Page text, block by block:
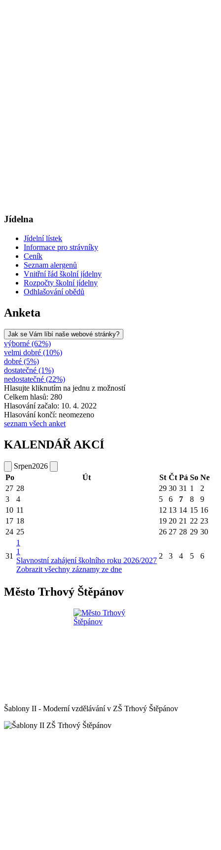
Jídelna
Jídelní lístek
Informace pro strávníky
Ceník
Seznam alergenů
Vnitřní řád školní jídelny
Rozpočty školní jídelny
Odhlašování obědů
Anketa
Jak se Vám líbí naše webové stránky?
výborné (62%)
velmi dobré (10%)
dobré (5%)
dostatečné (1%)
nedostatečné (22%)
Hlasujte kliknutím na jednu z možností
Celkem hlasů: 280
Hlasování začalo: 10. 4. 2022
Hlasování končí: neomezeno
seznam všech anket
KALENDÁŘ AKCÍ
Srpen2026
Po
Út St Čt Pá So Ne
27 28 29 30 31 1
2
3
4 5 6 7 8
9
10 11 12 13 14 15 16
17 18 19 20 21 22 23
24 25 26 27 28 29 30
31
1
1
Slavnostní zahájení školního roku 2026/2027
Zobrazit všechny záznamy ze dne
2 3 4 5 6
Město Trhový Štěpánov
Šablony II - Moderní vzdělávání v ZŠ Trhový Štěpánov